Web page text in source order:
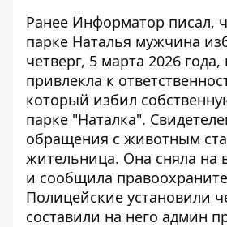
Ранее Информатор писал,
парке Наталья мужчина
четверг, 5 марта 2026
привлекла к
который избил
парке "Наталка".
обращения с животным
жительница. Она сняла на
и сообщила
Полицейские установили
составили на него админ